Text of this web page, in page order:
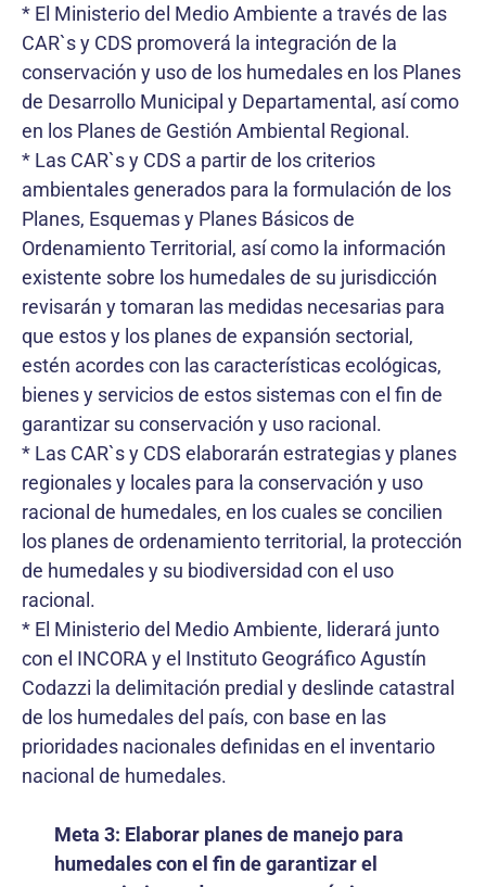
* El Ministerio del Medio Ambiente a través de las
CAR`s y CDS promoverá la integración de la
conservación y uso de los humedales en los Planes
de Desarrollo Municipal y Departamental, así como
en los Planes de Gestión Ambiental Regional.
* Las CAR`s y CDS a partir de los criterios
ambientales generados para la formulación de los
Planes, Esquemas y Planes Básicos de
Ordenamiento Territorial, así como la información
existente sobre los humedales de su jurisdicción
revisarán y tomaran las medidas necesarias para
que estos y los planes de expansión sectorial,
estén acordes con las características ecológicas,
bienes y servicios de estos sistemas con el fin de
garantizar su conservación y uso racional.
* Las CAR`s y CDS elaborarán estrategias y planes
regionales y locales para la conservación y uso
racional de humedales, en los cuales se concilien
los planes de ordenamiento territorial, la protección
de humedales y su biodiversidad con el uso
racional.
* El Ministerio del Medio Ambiente, liderará junto
con el INCORA y el Instituto Geográfico Agustín
Codazzi la delimitación predial y deslinde catastral
de los humedales del país, con base en las
prioridades nacionales definidas en el inventario
nacional de humedales.
Meta 3: Elaborar planes de manejo para
humedales con el fin de garantizar el